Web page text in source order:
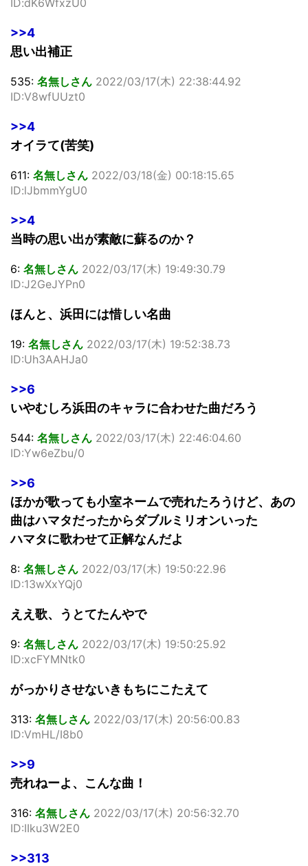
>>4
思い出補正
535: 名無しさん 2022/03/17(木) 22:38:44.92
ID:V8wfUUzt0
>>4
オイラて(苦笑)
611: 名無しさん 2022/03/18(金) 00:18:15.65
ID:lJbmmYgU0
>>4
当時の思い出が素敵に蘇るのか？
6: 名無しさん 2022/03/17(木) 19:49:30.79
ID:J2GeJYPn0
ほんと、浜田には惜しい名曲
19: 名無しさん 2022/03/17(木) 19:52:38.73
ID:Uh3AAHJa0
>>6
いやむしろ浜田のキャラに合わせた曲だろう
544: 名無しさん 2022/03/17(木) 22:46:04.60
ID:Yw6eZbu/0
>>6
ほかが歌っても小室ネームで売れたろうけど、あの
曲はハマタだったからダブルミリオンいった
ハマタに歌わせて正解なんだよ
8: 名無しさん 2022/03/17(木) 19:50:22.96
ID:13wXxYQj0
ええ歌、うとてたんやで
9: 名無しさん 2022/03/17(木) 19:50:25.92
ID:xcFYMNtk0
がっかりさせないきもちにこたえて
313: 名無しさん 2022/03/17(木) 20:56:00.83
ID:VmHL/I8b0
>>9
売れねーよ、こんな曲！
316: 名無しさん 2022/03/17(木) 20:56:32.70
ID:IIku3W2E0
>>313